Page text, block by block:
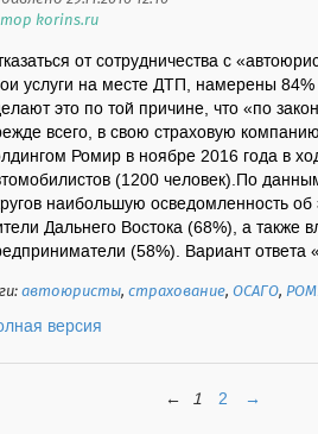
korins.ru
от сотрудничества с
услуги на месте ДТП, намерены
это по той причине, что «по
всего, в свою страховую
Ромир в ноябре 2016 года в
(1200 человек).По
наибольшую осведомленность
Дальнего Востока (68%), а также
(58%). Вариант ответа
автоюристы,страхование,ОСАГО,
версия
← 1 2 →